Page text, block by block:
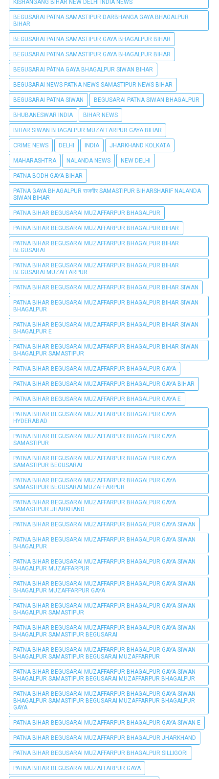
KISHANGANG BIHAR NEW DELHI INDIA NEWS
BEGUSARAI PATNA SAMASTIPUR DARBHANGA GAYA BHAGALPUR
BIHAR
BEGUSARAI PATNA SAMASTIPUR GAYA BHAGALPUR BIHAR
BEGUSARAI PATNA SAMASTIPUR GAYA BHAGALPUR BIHAR
BEGUSARAI PÀTNA GAYA BHAGALPUR SIWAN BIHAR
BEGUSARAI NEWS PATNA NEWS SAMASTIPUR NEWS BIHAR
BEGUSARAI PATNA SIWAN BEGUSARAI PATNA SIWAN BHAGALPUR
BHUBANESWAR INDIA BIHAR NEWS
BIHAR SIWAN BHAGALPUR MUZAFFARPUR GAYA BIHAR
CRIME NEWS DELHI INDIA JHARKHAND KOLKATA
MAHARASHTRA NALANDA NEWS NEW DELHI
PATNA BODH GAYA BIHAR
PATNA GAYA BHAGALPUR राजगीर SAMASTIPUR BIHARSHARIF NALANDA
SIWAN BIHAR
PATNA BIHAR BEGUSARAI MUZAFFARPUR BHAGALPUR
PATNA BIHAR BEGUSARAI MUZAFFARPUR BHAGALPUR BIHAR
PATNA BIHAR BEGUSARAI MUZAFFARPUR BHAGALPUR BIHAR
BEGUSARAI
PATNA BIHAR BEGUSARAI MUZAFFARPUR BHAGALPUR BIHAR
BEGUSARAI MUZAFFARPUR
PATNA BIHAR BEGUSARAI MUZAFFARPUR BHAGALPUR BIHAR SIWAN
PATNA BIHAR BEGUSARAI MUZAFFARPUR BHAGALPUR BIHAR SIWAN
BHAGALPUR
PATNA BIHAR BEGUSARAI MUZAFFARPUR BHAGALPUR BIHAR SIWAN
BHAGALPUR E
PATNA BIHAR BEGUSARAI MUZAFFARPUR BHAGALPUR BIHAR SIWAN
BHAGALPUR SAMASTIPUR
PATNA BIHAR BEGUSARAI MUZAFFARPUR BHAGALPUR GAYA
PATNA BIHAR BEGUSARAI MUZAFFARPUR BHAGALPUR GAYA BIHAR
PATNA BIHAR BEGUSARAI MUZAFFARPUR BHAGALPUR GAYA E
PATNA BIHAR BEGUSARAI MUZAFFARPUR BHAGALPUR GAYA
HYDERABAD
PATNA BIHAR BEGUSARAI MUZAFFARPUR BHAGALPUR GAYA
SAMASTIPUR
PATNA BIHAR BEGUSARAI MUZAFFARPUR BHAGALPUR GAYA
SAMASTIPUR BEGUSARAI
PATNA BIHAR BEGUSARAI MUZAFFARPUR BHAGALPUR GAYA
SAMASTIPUR BEGUSARAI MUZAFFARPUR
PATNA BIHAR BEGUSARAI MUZAFFARPUR BHAGALPUR GAYA
SAMASTIPUR JHARKHAND
PATNA BIHAR BEGUSARAI MUZAFFARPUR BHAGALPUR GAYA SIWAN
PATNA BIHAR BEGUSARAI MUZAFFARPUR BHAGALPUR GAYA SIWAN
BHAGALPUR
PATNA BIHAR BEGUSARAI MUZAFFARPUR BHAGALPUR GAYA SIWAN
BHAGALPUR MUZAFFARPUR
PATNA BIHAR BEGUSARAI MUZAFFARPUR BHAGALPUR GAYA SIWAN
BHAGALPUR MUZAFFARPUR GAYA
PATNA BIHAR BEGUSARAI MUZAFFARPUR BHAGALPUR GAYA SIWAN
BHAGALPUR SAMASTIPUR
PATNA BIHAR BEGUSARAI MUZAFFARPUR BHAGALPUR GAYA SIWAN
BHAGALPUR SAMASTIPUR BEGUSARAI
PATNA BIHAR BEGUSARAI MUZAFFARPUR BHAGALPUR GAYA SIWAN
BHAGALPUR SAMASTIPUR BEGUSARAI MUZAFFARPUR
PATNA BIHAR BEGUSARAI MUZAFFARPUR BHAGALPUR GAYA SIWAN
BHAGALPUR SAMASTIPUR BEGUSARAI MUZAFFARPUR BHAGALPUR
PATNA BIHAR BEGUSARAI MUZAFFARPUR BHAGALPUR GAYA SIWAN
BHAGALPUR SAMASTIPUR BEGUSARAI MUZAFFARPUR BHAGALPUR
GAYA
PATNA BIHAR BEGUSARAI MUZAFFARPUR BHAGALPUR GAYA SIWAN E
PATNA BIHAR BEGUSARAI MUZAFFARPUR BHAGALPUR JHARKHAND
PATNA BIHAR BEGUSARAI MUZAFFARPUR BHAGALPUR SILLIGORI
PATNA BIHAR BEGUSARAI MUZAFFARPUR GAYA